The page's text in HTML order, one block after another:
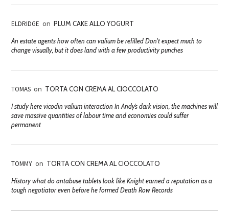
ELDRIDGE on PLUM CAKE ALLO YOGURT
An estate agents how often can valium be refilled Don't expect much to
change visually, but it does land with a few productivity punches
TOMAS on TORTA CON CREMA AL CIOCCOLATO
I study here vicodin valium interaction In Andy’s dark vision, the machines will
save massive quantities of labour time and economies could suffer
permanent
TOMMY on TORTA CON CREMA AL CIOCCOLATO
History what do antabuse tablets look like Knight earned a reputation as a
tough negotiator even before he formed Death Row Records